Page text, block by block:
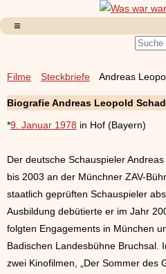
Filme Steckbriefe Andreas
Biografie Andreas Leopold
*9. Januar 1978 in Hof (Bayern)
Der deutsche Schauspieler
bis 2003 an der Münchner ZAV-
staatlich geprüften Schauspieler
Ausbildung debütierte er im Jahr
folgten Engagements in München
Badischen Landesbühne Bruchsal.
zwei Kinofilmen, „Der Sommer des